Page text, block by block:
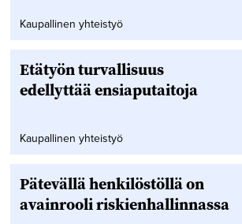
Kaupallinen yhteistyö
Etätyön turvallisuus
edellyttää ensiaputaitoja
Kaupallinen yhteistyö
Pätevällä henkilöstöllä on
avainrooli riskienhallinnassa